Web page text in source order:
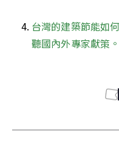
台灣的建築節能如
聽國內外專家獻策。